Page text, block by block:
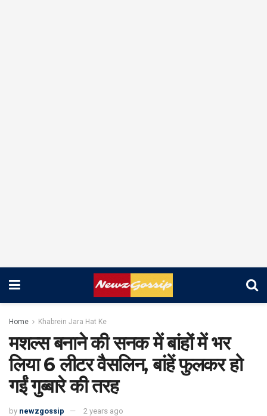
Home Khabrein Jara Hat Ke
मशल्स बनाने की सनक में बांहों में भर
लिया 6 लीटर वैसलिन, बांहें फुलकर हो
गईं गुब्बारे की तरह
by newzgossip 2 years ago